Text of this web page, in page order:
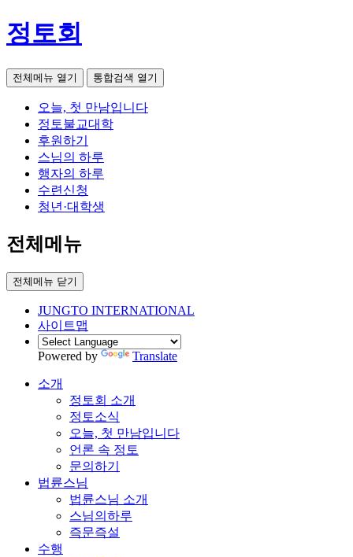
정토회
전체메뉴 열기 통합검색 열기
오늘, 첫 만남입니다
정토불교대학
후원하기
스님의 하루
행자의 하루
수련신청
청년·대학생
전체메뉴
전체메뉴 닫기
JUNGTO INTERNATIONAL
사이트맵
Powered by Translate
소개
정토회 소개
정토소식
오늘, 첫 만남입니다
언론 속 정토
문의하기
법륜스님
법륜스님 소개
스님의하루
즉문즉설
수행